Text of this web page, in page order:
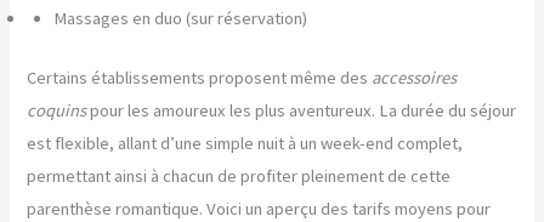
Massages en duo (sur réservation)
Certains établissements proposent même des accessoires
coquinspour les amoureux les plus aventureux. La durée du séjour
est flexible, allant d’une simple nuit à un week-end complet,
permettant ainsi à chacun de profiter pleinement de cette
parenthèse romantique. Voici un aperçu des tarifs moyens pour